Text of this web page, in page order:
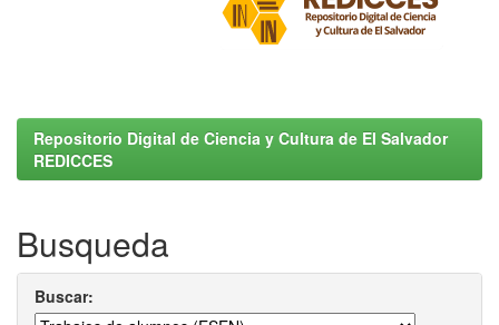
Repositorio Digital de Ciencia y Cultura de El Salvador
REDICCES
Busqueda
Buscar: